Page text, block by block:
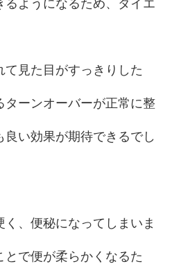
ようになるため、ダイエ
見た目がすっきりした
ターンオーバーが正常に整
い効果が期待できるでし
、便秘になってしまいま
で便が柔らかくなるた